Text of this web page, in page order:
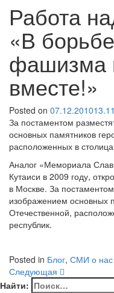
Работа
«В
фашизма
вместе!»
Posted on 07.12.2010
За постаментом
основных памятников
расположенных в
Аналог «Мемориала
Кутаиси в 2009 году,
в Москве. За
изображением основных
Отечественной,
республик.
Posted in Блог, СМИ о нас
Следующая
Найти: